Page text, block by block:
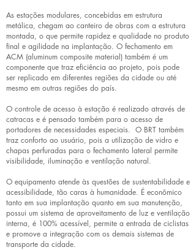
As estações modulares, concebidas em estrutura
metálica, chegam ao canteiro de obras com a estrutura
montada, o que permite rapidez e qualidade no produto
final e agilidade na implantação. O fechamento em
ACM (aluminum composite material) também é um
componente que traz eficiência ao projeto, pois pode
ser replicado em diferentes regiões da cidade ou até
mesmo em outras regiões do país.
O controle de acesso à estação é realizado através de
catracas e é pensado também para o acesso de
portadores de necessidades especiais. O BRT também
traz conforto ao usuário, pois a utilização de vidro e
chapas perfuradas para o fechamento lateral permite
visibilidade, iluminação e ventilação natural.
O equipamento atende às questões de sustentabilidade e
acessibilidade, tão caras à humanidade. É econômico
tanto em sua implantação quanto em sua manutenção,
possui um sistema de aproveitamento de luz e ventilação
interna, é 100% acessível, permite a entrada de ciclistas
e promove a integração com os demais sistemas de
transporte da cidade.